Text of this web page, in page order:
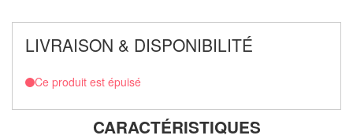
LIVRAISON & DISPONIBILITÉ
Ce produit est épuisé
CARACTÉRISTIQUES